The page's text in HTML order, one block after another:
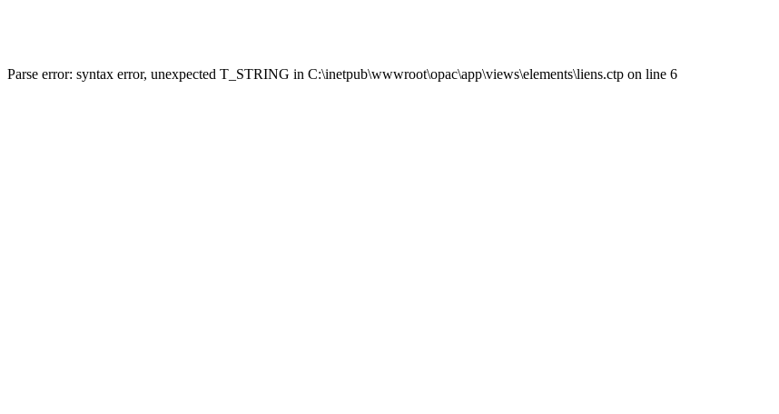
Parse error: syntax error, unexpected T_STRING in C:\inetpub\wwwroot\opac\app\views\elements\liens.ctp on line 6